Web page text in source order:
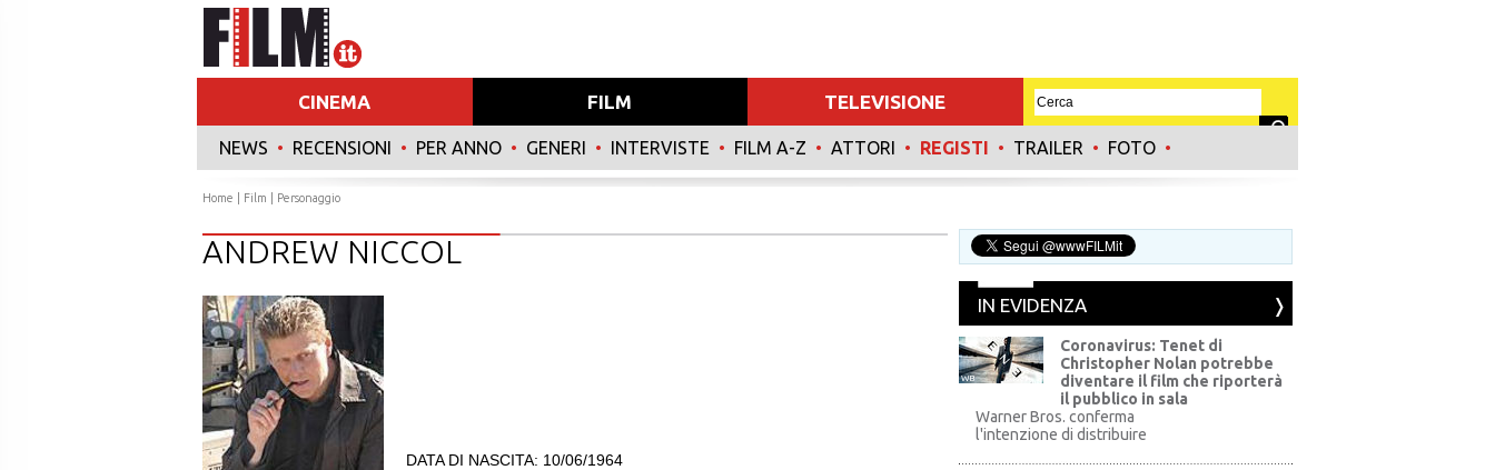
CINEMA FILM TELEVISIONE
NEWS • RECENSIONI • PER ANNO • GENERI • INTERVISTE • FILM A-Z • ATTORI • REGISTI • TRAILER • FOTO •
Home Film | Personaggio
ANDREW NICCOL
DATA DI NASCITA: 10/06/1964
IN EVIDENZA
WB
Coronavirus: Tenet di
Christopher Nolan potrebbe
diventare il film che riporterà
il pubblico in sala
Warner Bros. conferma
l'intenzione di distribuire